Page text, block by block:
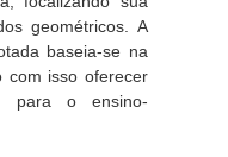
geométricos. A
baseia-se na
com isso oferecer
para o ensino-